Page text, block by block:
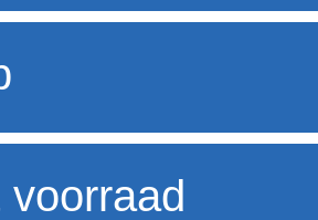
voorraad